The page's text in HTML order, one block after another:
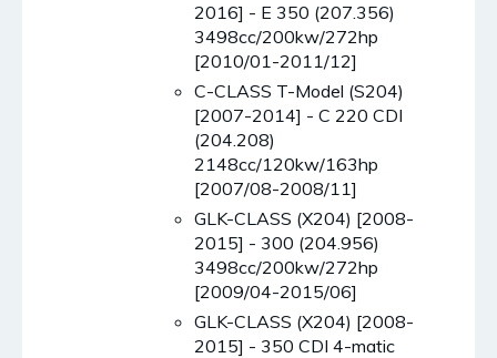
2016] - E 350 (207.356)
3498cc/200kw/272hp
[2010/01-2011/12]
C-CLASS T-Model (S204)
[2007-2014] - C 220 CDI
(204.208)
2148cc/120kw/163hp
[2007/08-2008/11]
GLK-CLASS (X204) [2008-
2015] - 300 (204.956)
3498cc/200kw/272hp
[2009/04-2015/06]
GLK-CLASS (X204) [2008-
2015] - 350 CDI 4-matic